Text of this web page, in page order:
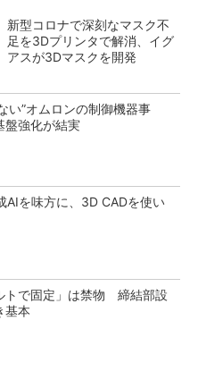
新型コロナで深刻なマスク不
足を3Dプリンタで解消、イグ
アスが3Dマスクを開発
い”オムロンの制御機器事
盤強化が結実
AIを味方に、3D CADを使い
トで固定」は禁物 締結部設
基本